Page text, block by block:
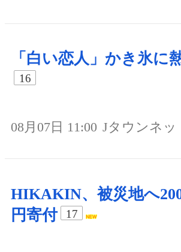
「白い恋人」かき氷に
16
08月07日 11:00 Jタウンネッ
HIKAKIN、被災地へ
円寄付
17